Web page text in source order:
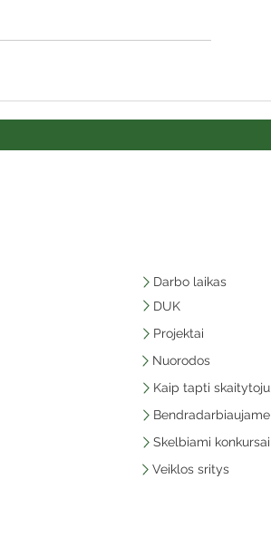
Darbo laikas
DUK
Projektai
Nuorodos
Kaip tapti skaitytoju
Bendradarbiaujame
Skelbiami konkursai
Veiklos sritys